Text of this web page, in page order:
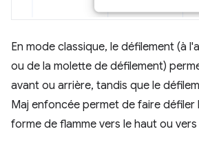
En mode classique, le défilement (à
ou de la molette de défilement)
avant ou arrière, tandis que le
Maj enfoncée permet de faire défiler
forme de flamme vers le haut ou vers